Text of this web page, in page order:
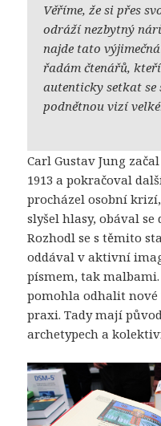
Věříme, že si přes
odráží nezbytný
najde tato
řadám čtenářů,
autenticky setkat
podnětnou vizí
Carl Gustav Jung
1913 a pokračoval
procházel osobní
slyšel hlasy, obával se
Rozhodl se s těmito
oddával v aktivní
písmem, tak
pomohla odhalit nové
praxi. Tady mají
archetypech a